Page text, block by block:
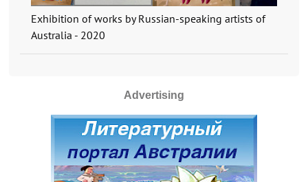
Exhibition of works by Russian-speaking artists of
Australia - 2020
Advertising